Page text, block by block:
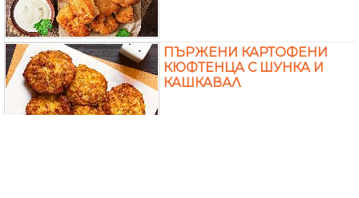
ПЪРЖЕНИ КАРТОФЕНИ
КЮФТЕНЦА С ШУНКА И
КАШКАВАЛ